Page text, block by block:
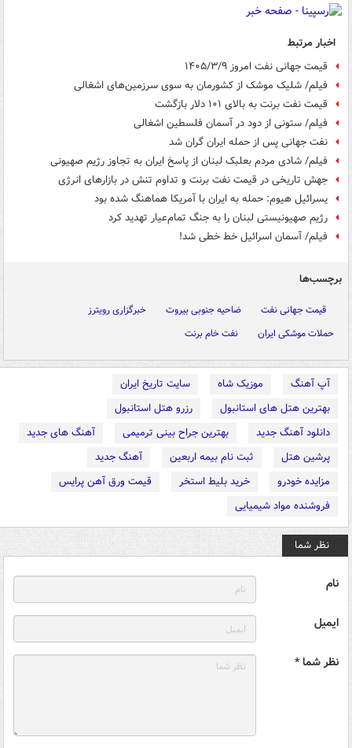
اخبار مرتبط
قیمت جهانی نفت امروز ۱۴۰۵/۳/۹
فیلم/ شلیک موشک از کشورمان به سوی سرزمین‌های اشغالی
قیمت نفت برنت به بالای ۱۰۱ دلار بازگشت
فیلم/ ستونی از دود در آسمان فلسطین اشغالی
نفت‌ جهانی پس از حمله ایران گران شد
فیلم/ شادی مردم بعلبک لبنان از پاسخ ایران به تجاوز رژیم‌ صهیونی
جهش تاریخی در قیمت نفت برنت و تداوم تنش در بازارهای انرژی
یسرائیل هیوم: حمله به ایران با آمریکا هماهنگ شده بود
رژیم صهیونیستی لبنان را به جنگ تمام‌عیار تهدید کرد
فیلم/ آسمان اسرائیل خط خطی شد!
برچسب‌ها
قیمت جهانی نفت ضاحیه جنوبی بیروت
خبرگزاری رویترز
حملات موشکی ایران
نفت خام برنت
آپ آهنگ موزیک شاه
سایت تاریخ ایران
بهترین هتل های استانبول
رزرو هتل استانبول
دانلود آهنگ جدید
بهترین جراح بینی ترمیمی
آهنگ های جدید
پرشین هتل
ثبت نام بیمه اربعین
آهنگ جدید
مزایده خودرو
خرید بلیط استخر
قیمت ورق آهن پرایس
فروشنده مواد شیمیایی
نظر شما
نام
ایمیل
نظر شما *